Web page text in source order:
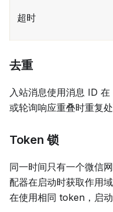
超时
去重
入站消息使用消息 ID
或轮询响应重叠时重复处
Token 锁
同一时间只有一个微信
配器在启动时获取作用
在使用相同 token，启